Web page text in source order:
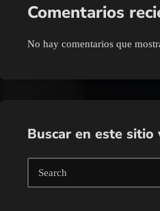
Comentarios
No hay comentarios que
Buscar en este sitio
Search